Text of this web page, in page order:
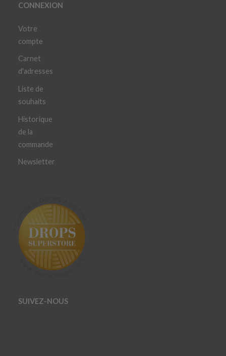
CONNEXION
Votre
compte
Carnet
d'adresses
Liste de
souhaits
Historique
de la
commande
Newsletter
SUIVEZ-NOUS